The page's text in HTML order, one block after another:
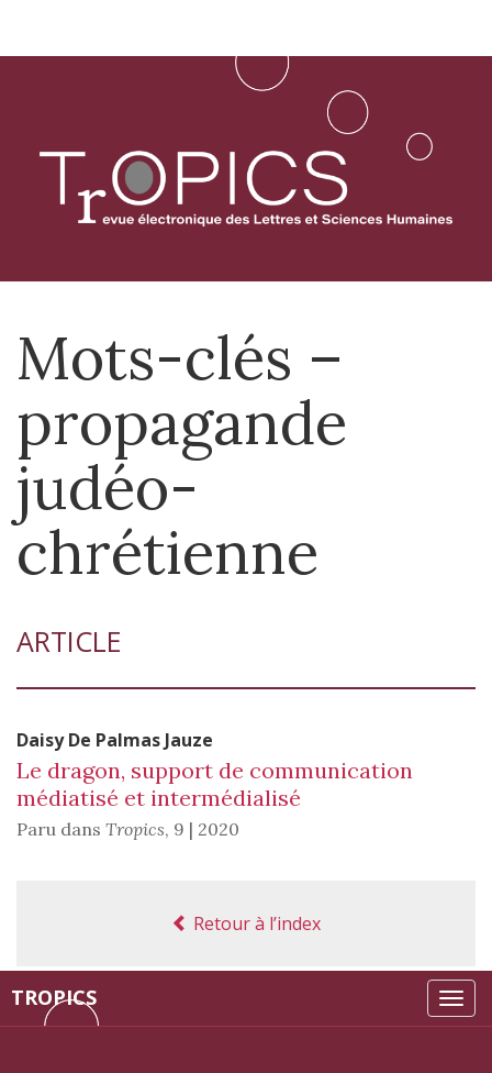
Aller
TROPICS
Mots-clés –
propagande
judéo-
chrétienne
ARTICLE
DaisyDe Palmas Jauze
Le dragon, support de communication
médiatisé et intermédialisé
Paru dans Tropics, 9 | 2020
Retour à l’index